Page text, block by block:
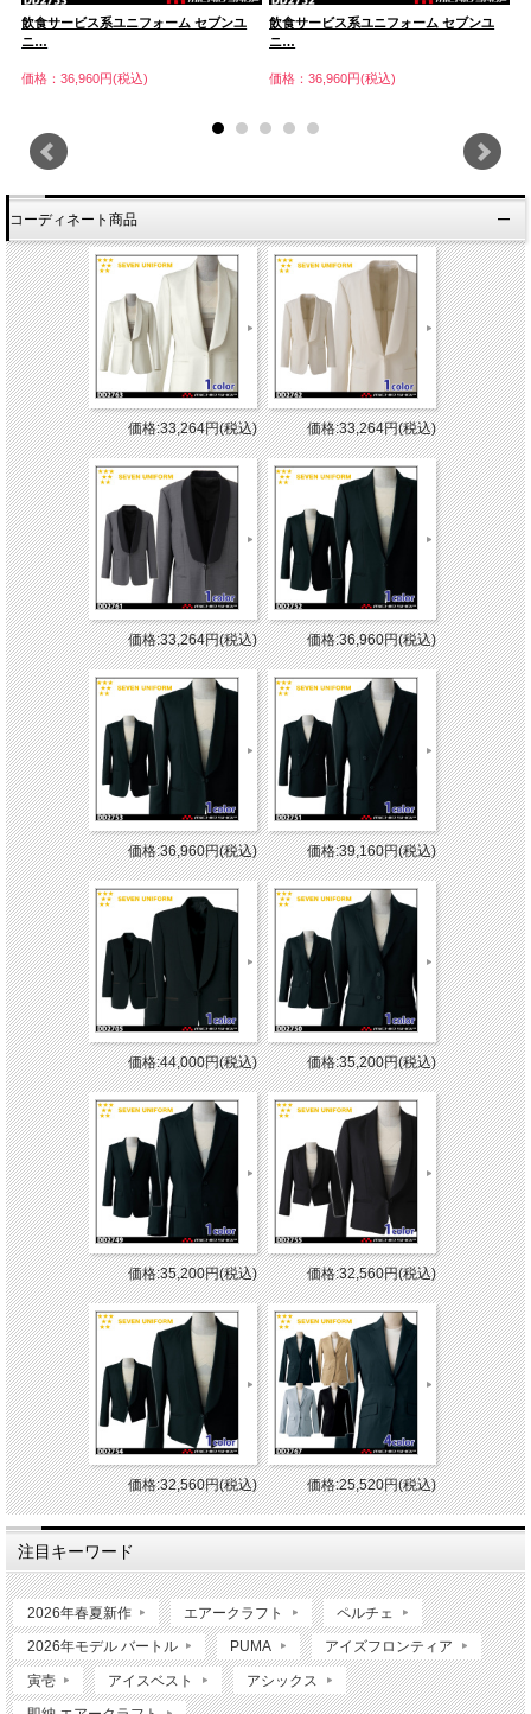
飲食サービス系ユニフォーム セブンユ
ニ…
価格：36,960円(税込)
飲食サービス系ユニフォーム セブンユ
ニ…
価格：36,960円(税込)
コーディネート商品
価格:33,264円(税込) 価格:33,264円(税込)
価格:33,264円(税込) 価格:36,960円(税込)
価格:36,960円(税込) 価格:39,160円(税込)
価格:44,000円(税込) 価格:35,200円(税込)
価格:35,200円(税込) 価格:32,560円(税込)
価格:32,560円(税込) 価格:25,520円(税込)
注目キーワード
2026年春夏新作 エアークラフト ペルチェ
2026年モデル バートル PUMA アイズフロンティア
寅壱 アイスベスト アシックス